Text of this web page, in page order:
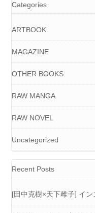
Categories
ARTBOOK
MAGAZINE
OTHER BOOKS
RAW MANGA
RAW NOVEL
Uncategorized
Recent Posts
[田中克樹×天下雌子] イ